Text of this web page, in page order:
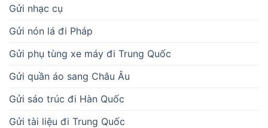
Gửi nhạc cụ
Gửi nón lá đi Pháp
Gửi phụ tùng xe máy đi Trung Quốc
Gửi quần áo sang Châu Âu
Gửi sáo trúc đi Hàn Quốc
Gửi tài liệu đi Trung Quốc